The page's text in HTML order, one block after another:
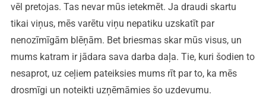
vēl pretojas. Tas nevar mūs ietekmēt. Ja draudi skartu
tikai viņus, mēs varētu viņu nepatiku uzskatīt par
nenozīmīgām blēņām. Bet briesmas skar mūs visus, un
mums katram ir jādara sava darba daļa. Tie, kuri šodien to
nesaprot, uz ceļiem pateiksies mums rīt par to, ka mēs
drosmīgi un noteikti uzņēmāmies šo uzdevumu.